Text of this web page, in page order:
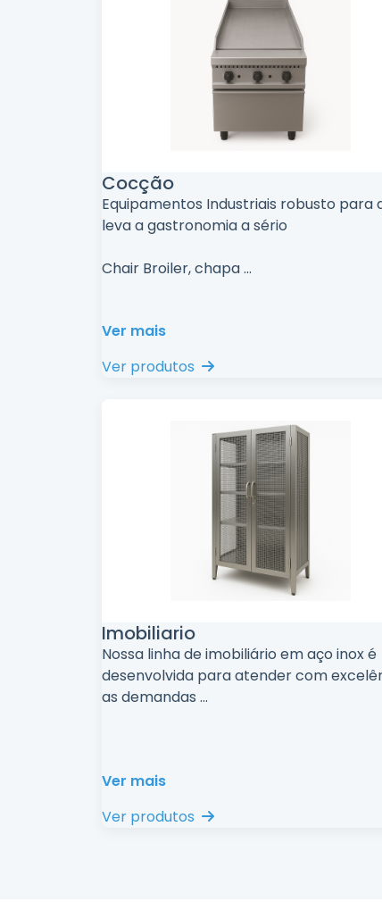
Cocção
Equipamentos Industriais robusto para
leva a gastronomia a sério
Chair Broiler, chapa...
Ver mais
Ver produtos
Imobiliario
Nossa linha de imobiliário em aço inox é
desenvolvida para atender com
as demandas ...
Ver mais
Ver produtos